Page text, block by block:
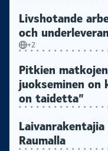
Livshotande
och
+2
Pitkien
juokseminen
on taidetta”
Raumalla